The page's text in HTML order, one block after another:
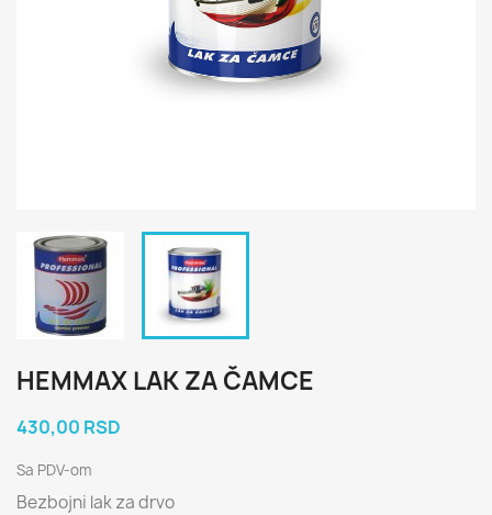
HEMMAX LAK ZA ČAMCE
430,00 RSD
Sa PDV-om
Bezbojni lak za drvo